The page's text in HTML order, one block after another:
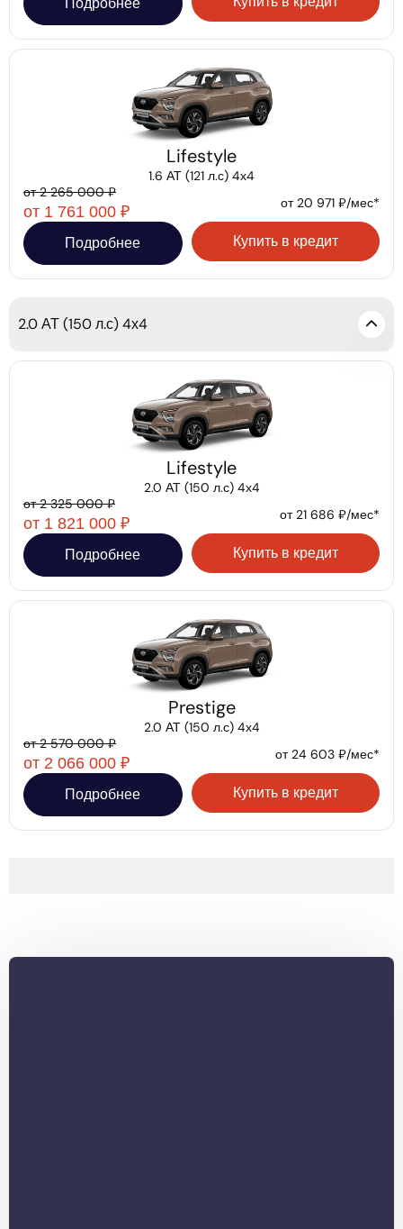
Подробнее
Lifestyle
1.6 АТ (121 л.с) 4х4
от 2 265 000 ₽
от 1 761 000 ₽ от 20 971 ₽/мес*
Подробнее Купить в кредит
2.0 АТ (150 л.с) 4х4
Lifestyle
2.0 АТ (150 л.с) 4х4
от 2 325 000 ₽
от 1 821 000 ₽ от 21 686 ₽/мес*
Подробнее Купить в кредит
Prestige
2.0 АТ (150 л.с) 4х4
от 2 570 000 ₽
от 2 066 000 ₽ от 24 603 ₽/мес*
Подробнее Купить в кредит